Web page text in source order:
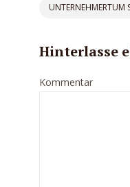
UNTERNEHMERTUM
Hinterlasse
Kommentar